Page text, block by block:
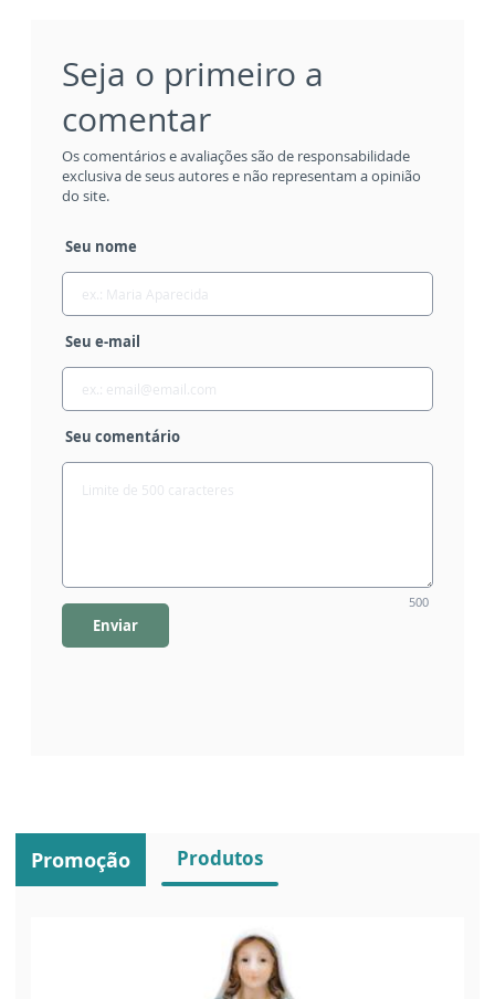
Seja o primeiro a
comentar
Os comentários e avaliações são de responsabilidade
exclusiva de seus autores e não representam a opinião
do site.
Seu nome
Seu e-mail
Seu comentário
500
Enviar
Promoção Produtos